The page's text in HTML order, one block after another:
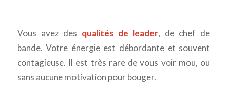
Vous avez des qualités de leader, de chef de
bande. Votre énergie est débordante et souvent
contagieuse. Il est très rare de vous voir mou, ou
sans aucune motivation pour bouger.